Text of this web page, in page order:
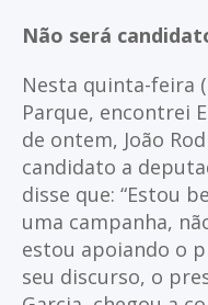
Não será
Nesta quinta-feira
Parque, encontrei
de ontem, João
candidato a
disse que: “Estou
uma campanha,
estou apoiando o
seu discurso, o